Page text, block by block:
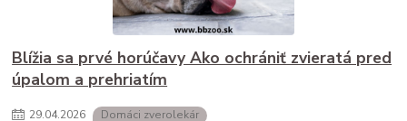
Blížia sa prvé horúčavy Ako ochrániť zvieratá pred
úpalom a prehriatím
29.04.2026 Domáci zverolekár